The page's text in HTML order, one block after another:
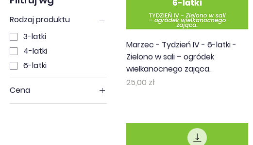
Rodzaj produktu
3-latki
4-latki
6-latki
Cena
Marzec - Tydzień IV - 6-latki -
Zielono w sali – ogródek
wielkanocnego zająca.
Cena
25,00 zł